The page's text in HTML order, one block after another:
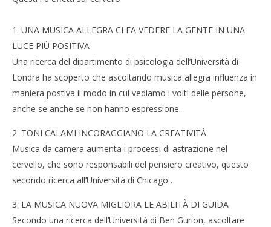
NOW VIEWING
La musica cura il cervello
19/01/2015
1. UNA MUSICA ALLEGRA CI FA VEDERE LA GENTE IN UNA
LUCE PIÙ POSITIVA
Una ricerca del dipartimento di psicologia dell’Università di
Londra ha scoperto che ascoltando musica allegra influenza in
maniera postiva il modo in cui vediamo i volti delle persone,
anche se anche se non hanno espressione.
2. TONI CALAMI INCORAGGIANO LA CREATIVITÀ
Musica da camera aumenta i processi di astrazione nel
cervello, che sono responsabili del pensiero creativo, questo
secondo ricerca all’Università di Chicago .
3. LA MUSICA NUOVA MIGLIORA LE ABILITÀ DI GUIDA
Secondo una ricerca dell’Università di Ben Gurion, ascoltare